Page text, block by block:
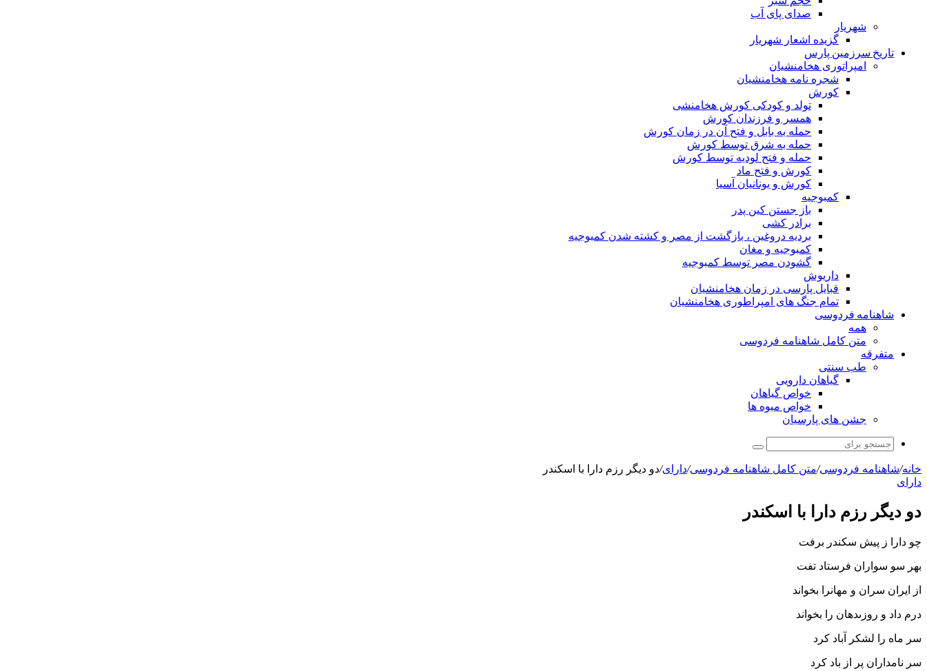
صدای پای آب
شهریار
گزیده اشعار شهریار
تاریخ سرزمین پارس
امپراتوری هخامنشیان
شجره نامه هخامنشیان
کورش
تولد و کودکی کورش هخامنشی
همسر و فرزندان کورش
حمله به بابل و فتح آن در زمان کورش
حمله به شرق توسط کورش
حمله و فتح لودیه توسط کورش
کورش و فتح ماد
کورش و یونانیان آسیا
کمبوجیه
باز جستن کین پدر
برادر کشی
بردیه دروغین ، بازگشت از مصر و کشته شدن کمبوجیه
کمبوجیه و مغان
گشودن مصر توسط کمبوجیه
داریوش
قبایل پارسی در زمان هخامنشیان
تمام جنگ های امپراطوری هخامنشیان
شاهنامه فردوسی
همه
متن کامل شاهنامه فردوسی
متفرقه
طب سنتی
گیاهان دارویی
خواص گیاهان
خواص میوه ها
جشن های پارسیان
جستجو
برای
خانه/شاهنامه فردوسی/متن کامل شاهنامه فردوسی/دارای/دو دیگر رزم دارا با اسکندر
دارای
دو دیگر رزم دارا با اسکندر
چو دارا ز پیش سکندر برفت
بهر سو سواران فرستاد تفت‏
از ایران سران و مهانرا بخواند
درم داد و روزى‏دهان را بخواند
سر ماه را لشکر آباد کرد
سر نامداران پر از باد کرد